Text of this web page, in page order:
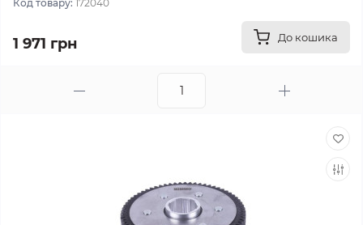
Код товару: 172040
1 971 грн До кошика